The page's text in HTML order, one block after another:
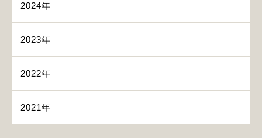
2024年
2023年
2022年
2021年